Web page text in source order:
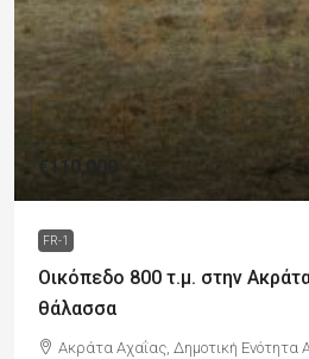
€110,000
FR-1
Οικόπεδο 800 τ.μ. στην
θάλασσα
Ακράτα Αχαΐας, Δημοτική Ενότητα